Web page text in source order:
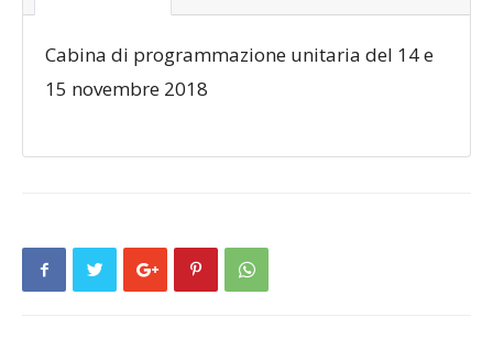
Cabina di programmazione unitaria del 14 e
15 novembre 2018